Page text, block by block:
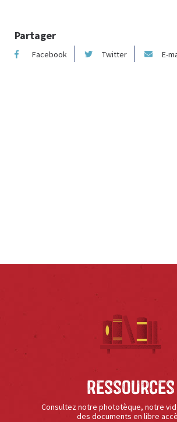
Partager
Facebook Twitter E-
Ressources
Consultez notre phototèque, notre
des documents en libre